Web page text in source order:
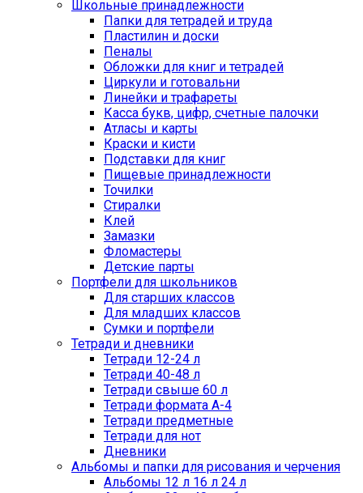
Школьные принадлежности
Папки для тетрадей и труда
Пластилин и доски
Пеналы
Обложки для книг и тетрадей
Циркули и готовальни
Линейки и трафареты
Касса букв, цифр, счетные палочки
Атласы и карты
Краски и кисти
Подставки для книг
Пищевые принадлежности
Точилки
Стиралки
Клей
Замазки
Фломастеры
Детские парты
Портфели для школьников
Для старших классов
Для младших классов
Сумки и портфели
Тетради и дневники
Тетради 12-24 л
Тетради 40-48 л
Тетради свыше 60 л
Тетради формата А-4
Тетради предметные
Тетради для нот
Дневники
Альбомы и папки для рисования и черчения
Альбомы 12 л 16 л 24 л